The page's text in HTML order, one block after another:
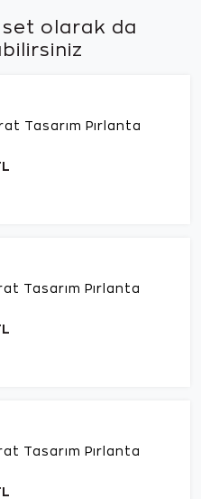
set olarak da
Tasarım Pırlanta
Tasarım Pırlanta
Tasarım Pırlanta